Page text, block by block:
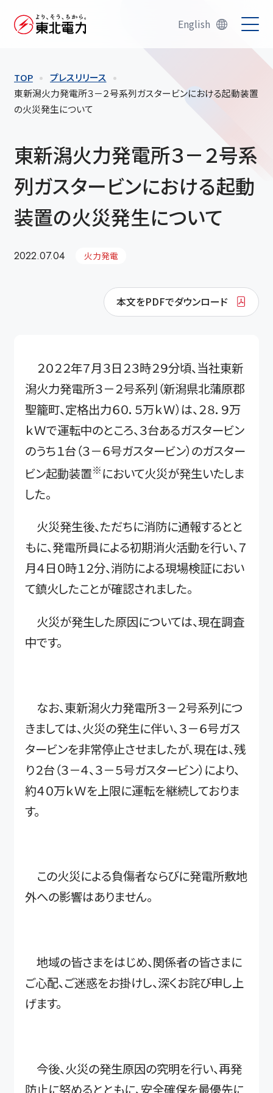
English
TOP
プレスリリース
東新潟火力発電所３－２号系列ガスタービンにおける起動装置
の火災発生について
東新潟火力発電所３－２号系
列ガスタービンにおける起動
装置の火災発生について
2022.07.04 火力発電
本文をPDFでダウンロード
２０２２年７月３日２３時２９分頃、当社東新
潟火力発電所３－２号系列（新潟県北蒲原郡
聖籠町、定格出力６０．５万ｋＷ）は、２８．９万
ｋＷで運転中のところ、３台あるガスタービン
のうち１台（３－６号ガスタービン）のガスター
ビン起動装置※において火災が発生いたしま
した。
火災発生後、ただちに消防に通報するとと
もに、発電所員による初期消火活動を行い、７
月４日０時１２分、消防による現場検証におい
て鎮火したことが確認されました。
火災が発生した原因については、現在調査
中です。
なお、東新潟火力発電所３－２号系列につ
きましては、火災の発生に伴い、３－６号ガス
タービンを非常停止させましたが、現在は、残
り２台（３－４、３－５号ガスタービン）により、
約４０万ｋＷを上限に運転を継続しておりま
す。
この火災による負傷者ならびに発電所敷地
外への影響はありません。
地域の皆さまをはじめ、関係者の皆さまに
ご心配、ご迷惑をお掛けし、深くお詫び申し上
げます。
今後、火災の発生原因の究明を行い、再発
防止に努めるとともに、安全確保を最優先に